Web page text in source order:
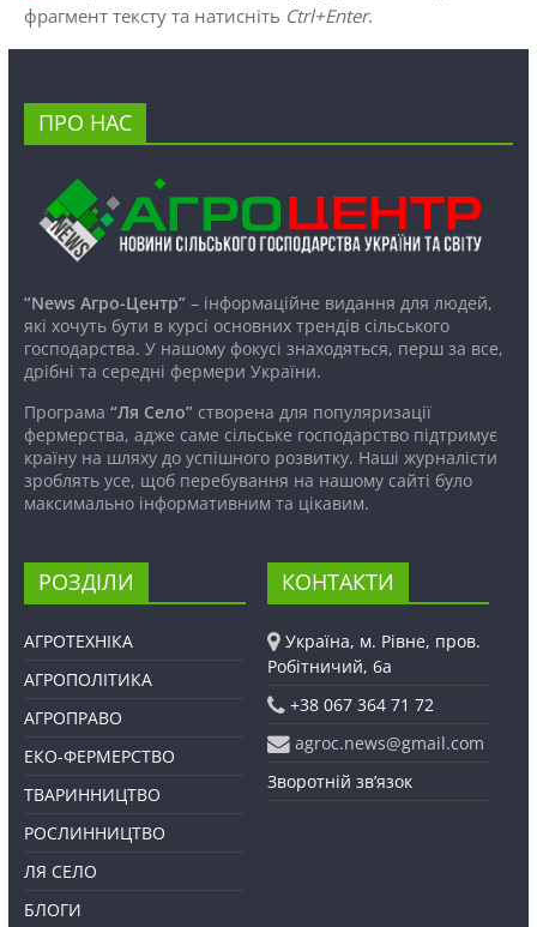
фрагмент тексту та натисніть Ctrl+Enter.
ПРО НАС
“News Агро-Центр”– інформаційне видання для людей,
які хочуть бути в курсі основних трендів сільського
господарства. У нашому фокусі знаходяться, перш за все,
дрібні та середні фермери України.
Програма “Ля Село”створена для популяризації
фермерства, адже саме сільське господарство підтримує
країну на шляху до успішного розвитку. Наші журналісти
зроблять усе, щоб перебування на нашому сайті було
максимально інформативним та цікавим.
РОЗДІЛИ
АГРОТЕХНІКА
АГРОПОЛІТИКА
АГРОПРАВО
ЕКО-ФЕРМЕРСТВО
ТВАРИННИЦТВО
РОСЛИННИЦТВО
ЛЯ СЕЛО
БЛОГИ
КОНТАКТИ
Україна, м. Рівне, пров.
Робітничий, 6а
+38 067 364 71 72
agroc.news@gmail.com
Зворотній зв’язок